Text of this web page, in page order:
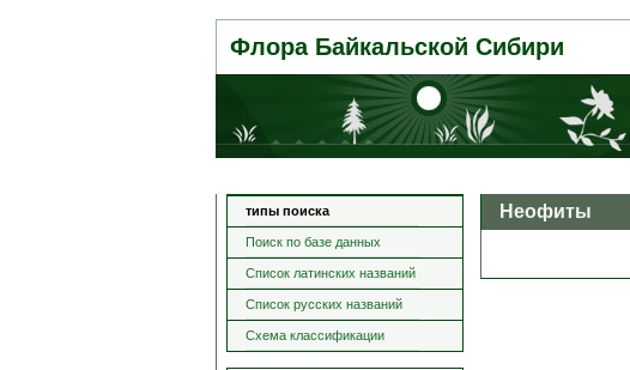
Флора Байкальской Сибири
типы поиска
Поиск по базе данных
Список латинских названий
Список русских названий
Схема классификации
Неофиты